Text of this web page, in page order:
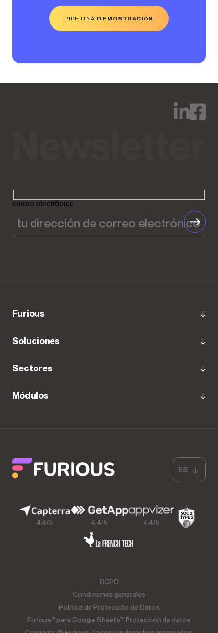
PIDE UNA DEMOSTRACIÓN
correo electrónico
Furious
Soluciones
Sectores
Módulos
4,4/5 4,4/5 4,4/5
RGPD
Condiciones generales
Política de Protección de Datos
Furious™ para Google Sheets™ Protección de datos
ES